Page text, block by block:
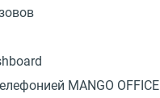
MANGO OFFICE